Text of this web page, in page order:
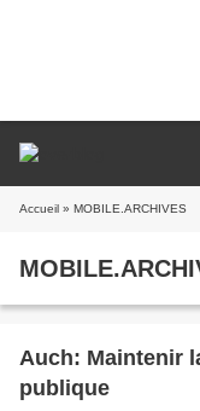
Accueil » MOBILE.ARCHIVES
Auch: Maintenir
publique